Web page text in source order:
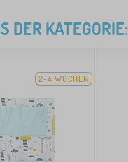
DER KATEGORIE:
2-4 WOCHEN